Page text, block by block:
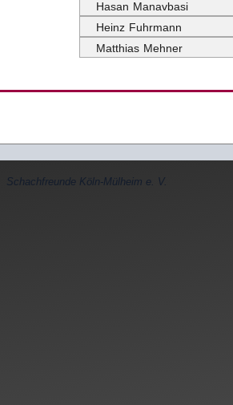
Hasan Manavbasi
Heinz Fuhrmann
Matthias Mehner
Schachfreunde Köln-Mülheim e. V.